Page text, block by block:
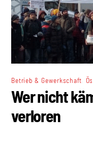
Betrieb & Gewerkschaft
Wer nicht
verloren